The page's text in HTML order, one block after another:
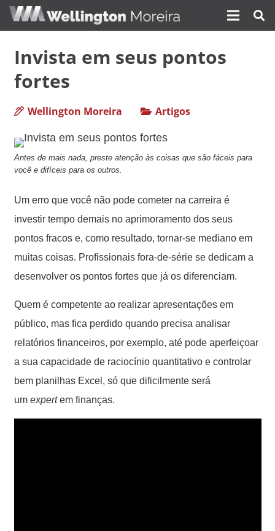
Invista em seus pontos
fortes
Wellington Moreira Artigos
Antes de mais nada, preste atenção às coisas que são fáceis para
você e difíceis para os outros.
Um erro que você não pode cometer na carreira é
investir tempo demais no aprimoramento dos seus
pontos fracos e, como resultado, tornar-se mediano em
muitas coisas. Profissionais fora-de-série se dedicam a
desenvolver os pontos fortes que já os diferenciam.
Quem é competente ao realizar apresentações em
público, mas fica perdido quando precisa analisar
relatórios financeiros, por exemplo, até pode aperfeiçoar
a sua capacidade de raciocínio quantitativo e controlar
bem planilhas Excel, só que dificilmente será
um expertem finanças.